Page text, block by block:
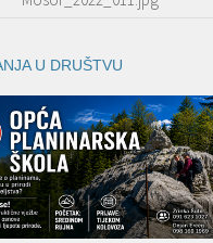
U DRUŠTVU